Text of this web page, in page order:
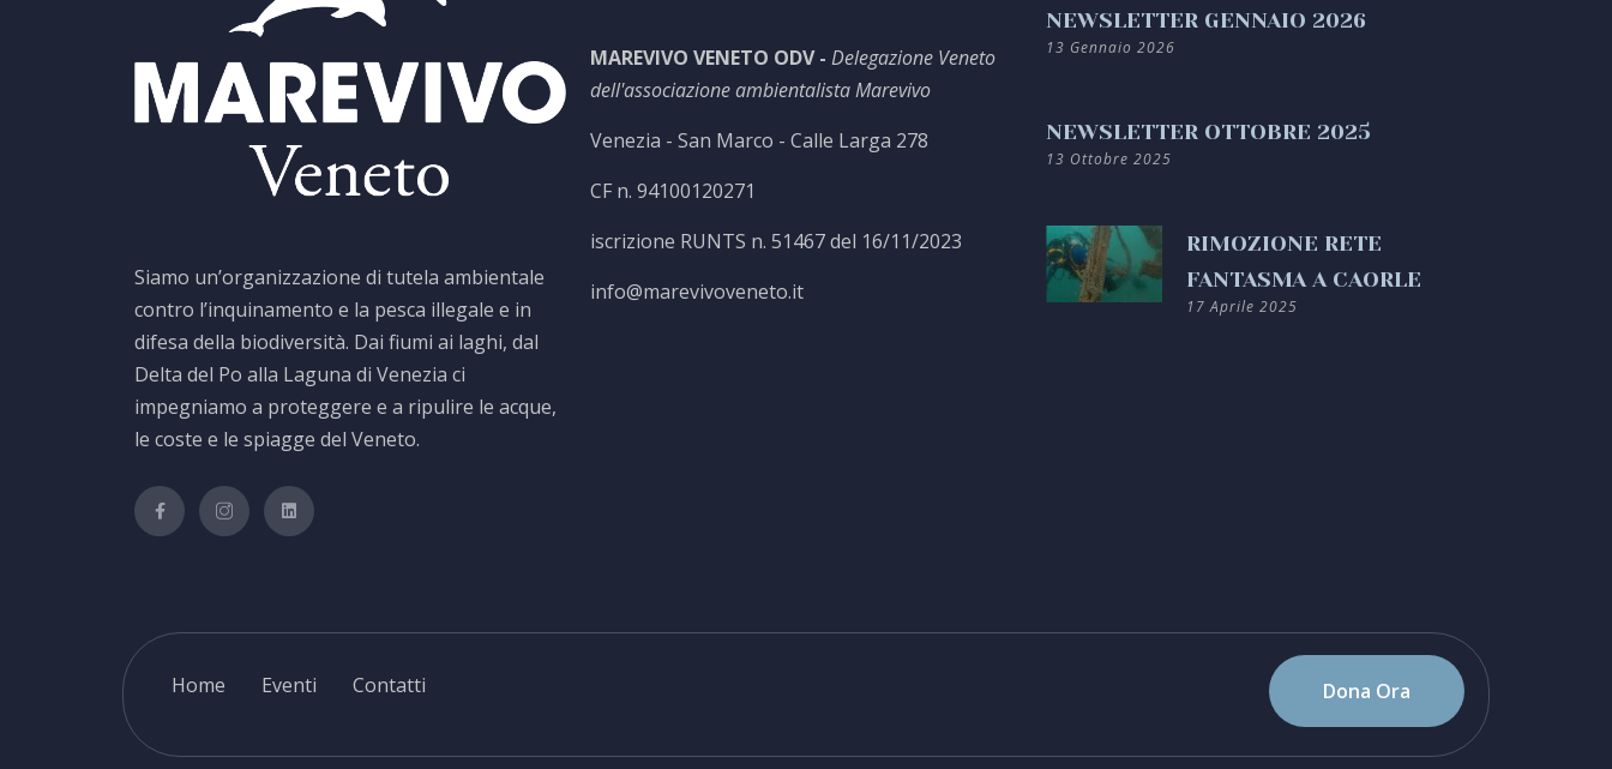
Siamo un’organizzazione di tutela ambientale
contro l’inquinamento e la pesca illegale e in
difesa della biodiversità. Dai fiumi ai laghi, dal
Delta del Po alla Laguna di Venezia ci
impegniamo a proteggere e a ripulire le acque,
le coste e le spiagge del Veneto.
MAREVIVO VENETO ODV - Delegazione Veneto
dell'associazione ambientalista Marevivo
Venezia - San Marco - Calle Larga 278
CF n. 94100120271
iscrizione RUNTS n. 51467 del 16/11/2023
info@marevivoveneto.it
NEWSLETTER GENNAIO 2026
13 Gennaio 2026
NEWSLETTER OTTOBRE 2025
13 Ottobre 2025
RIMOZIONE RETE
FANTASMA A CAORLE
17 Aprile 2025
Home Eventi Contatti Dona Ora